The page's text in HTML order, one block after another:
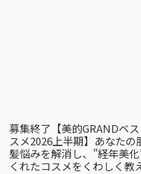
募集終了【美的GRANDベ
スメ2026上半期】あなたの
髪悩みを解消し、”経年美
くれたコスメをくわしく教